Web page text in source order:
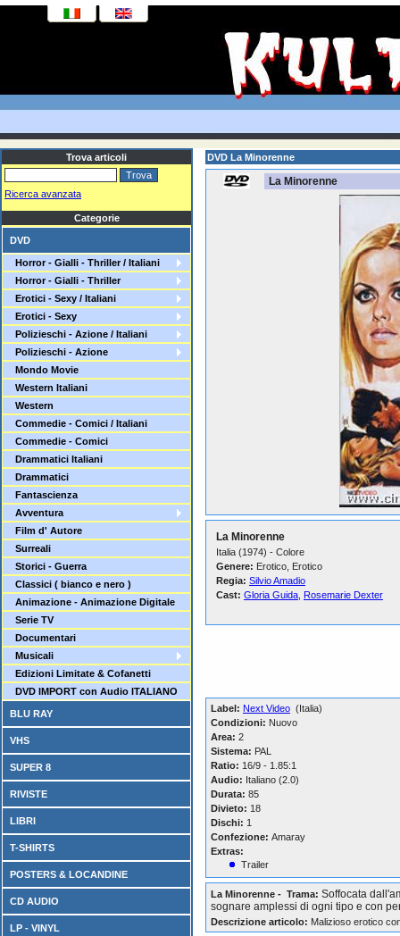
Trova articoli
Ricerca avanzata
Categorie
DVD
Horror - Gialli - Thriller / Italiani
Horror - Gialli - Thriller
Erotici - Sexy / Italiani
Erotici - Sexy
Polizieschi - Azione / Italiani
Polizieschi - Azione
Mondo Movie
Western Italiani
Western
Commedie - Comici / Italiani
Commedie - Comici
Drammatici Italiani
Drammatici
Fantascienza
Avventura
Film d' Autore
Surreali
Storici - Guerra
Classici ( bianco e nero )
Animazione - Animazione Digitale
Serie TV
Documentari
Musicali
Edizioni Limitate & Cofanetti
DVD IMPORT con Audio ITALIANO
BLU RAY
VHS
SUPER 8
RIVISTE
LIBRI
T-SHIRTS
POSTERS & LOCANDINE
CD AUDIO
LP - VINYL
DVD La Minorenne
La Minorenne
La Minorenne
Italia (1974) - Colore
Genere: Erotico, Erotico
Regia: Silvio Amadio
Cast: Gloria Guida Rosemarie Dexter
Label: Next Video (Italia)
Condizioni: Nuovo
Area: 2
Sistema: PAL
Ratio: 16/9 - 1.85:1
Audio: Italiano (2.0)
Durata: 85
Divieto: 18
Dischi: 1
Confezione: Amaray
Extras:
Trailer
La Minorenne - Trama: Soffocata
sognare amplessi di ogni tipo e con
Descrizione articolo: Malizioso erotico